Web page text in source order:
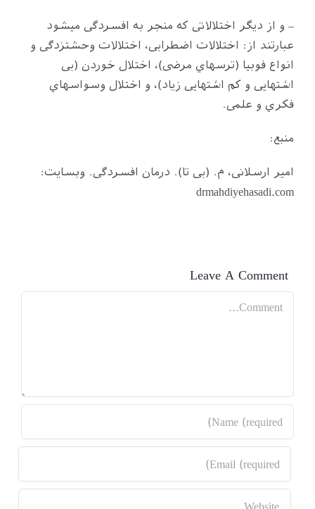
– و از دیگر اختلالاتی که منجر به افسردگی میشود
عبارتند از: اختلالات اضطرابی، اختلالات وحشتزدگی و
انواع فوبیا (ترسهاي مرضی)، اختلال خوردن (بی
اشتهایی و کم اشتهایی زیاد)، و اختلال وسواسهاي
فکري و علمی.
منبع:
امیر ارسلانی، م. (بی تا). درمان افسردگی. وبسایت:
drmahdiyehasadi.com
Leave A Comment